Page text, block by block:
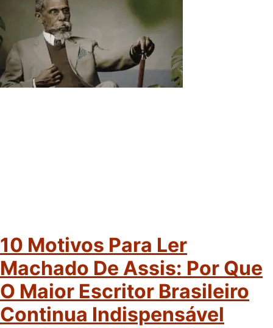
10 Motivos Para Ler
Machado De Assis: Por Que
O Maior Escritor Brasileiro
Continua Indispensável